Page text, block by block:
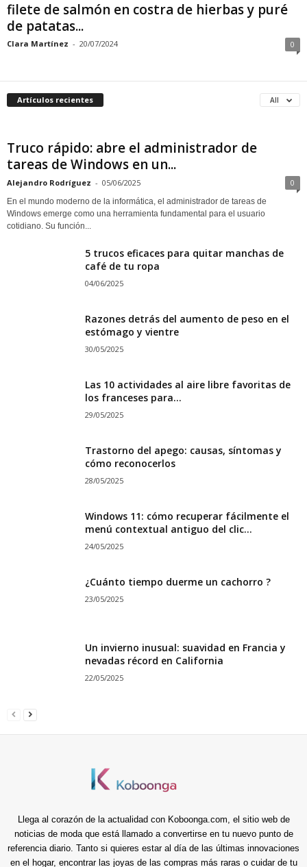
filete de salmón en costra de hierbas y puré
de patatas...
Clara Martínez - 20/07/2024 0
Artículos recientes All
Truco rápido: abre el administrador de
tareas de Windows en un...
Alejandro Rodríguez - 05/06/2025 0
En el mundo moderno de la informática, el administrador de tareas de
Windows emerge como una herramienta fundamental para el usuario
cotidiano. Su función...
5 trucos eficaces para quitar manchas de
café de tu ropa
04/06/2025
Razones detrás del aumento de peso en el
estómago y vientre
30/05/2025
Las 10 actividades al aire libre favoritas de
los franceses para...
29/05/2025
Trastorno del apego: causas, síntomas y
cómo reconocerlos
28/05/2025
Windows 11: cómo recuperar fácilmente el
menú contextual antiguo del clic...
24/05/2025
¿Cuánto tiempo duerme un cachorro ?
23/05/2025
Un invierno inusual: suavidad en Francia y
nevadas récord en California
22/05/2025
Llega al corazón de la actualidad con Koboonga.com, el sitio web de
noticias de moda que está llamado a convertirse en tu nuevo punto de
referencia diario. Tanto si quieres estar al día de las últimas innovaciones
en el hogar, encontrar las joyas de las compras más raras o cuidar de tu